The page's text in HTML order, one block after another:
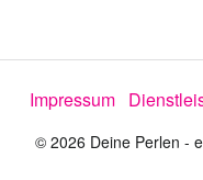
Impressum
© 2026 Deine Perlen -